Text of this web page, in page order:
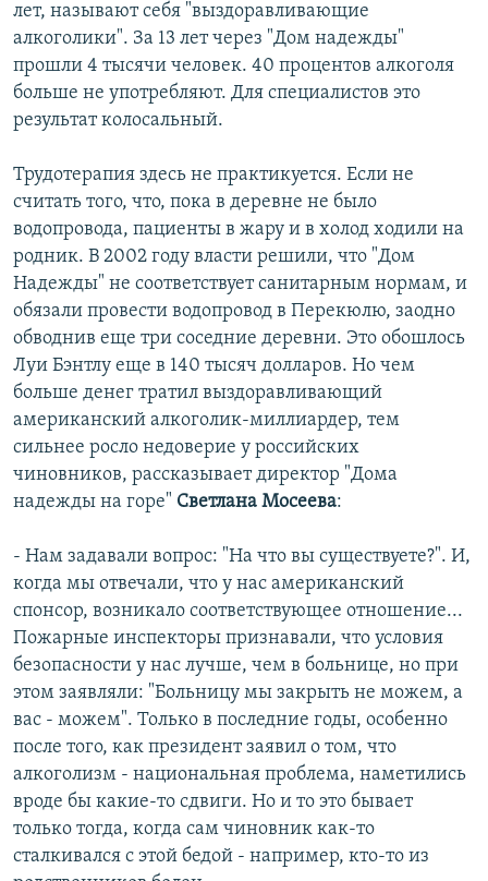
лет, называют себя "выздоравливающие
алкоголики". За 13 лет через "Дом надежды"
прошли 4 тысячи человек. 40 процентов алкоголя
больше не употребляют. Для специалистов это
результат колосальный.
Трудотерапия здесь не практикуется. Если не
считать того, что, пока в деревне не было
водопровода, пациенты в жару и в холод ходили на
родник. В 2002 году власти решили, что "Дом
Надежды" не соответствует санитарным нормам, и
обязали провести водопровод в Перекюлю, заодно
обводнив еще три соседние деревни. Это обошлось
Луи Бэнтлу еще в 140 тысяч долларов. Но чем
больше денег тратил выздоравливающий
американский алкоголик-миллиардер, тем
сильнее росло недоверие у российских
чиновников, рассказывает директор "Дома
надежды на горе" Светлана Мосеева:
- Нам задавали вопрос: "На что вы существуете?". И,
когда мы отвечали, что у нас американский
спонсор, возникало соответствующее отношение...
Пожарные инспекторы признавали, что условия
безопасности у нас лучше, чем в больнице, но при
этом заявляли: "Больницу мы закрыть не можем, а
вас - можем". Только в последние годы, особенно
после того, как президент заявил о том, что
алкоголизм - национальная проблема, наметились
вроде бы какие-то сдвиги. Но и то это бывает
только тогда, когда сам чиновник как-то
сталкивался с этой бедой - например, кто-то из